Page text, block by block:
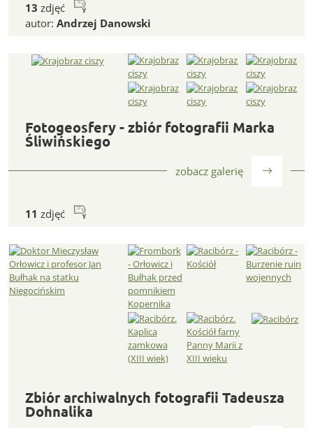
13 zdjęć
autor: Andrzej Danowski
Fotogeosfery - zbiór fotografii Marka
Śliwińskiego
11 zdjęć
zobacz galerię
Zbiór archiwalnych fotografii Tadeusza
Dohnalika